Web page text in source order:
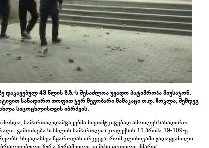
დაკავებულ 43 წლის ზ.ზ.-ს შესაძლოა უვადო პატიმრობა მიუსაჯონ.
სანადირო თოფით ჯერ მეგობარი მამაკაცი თ.ღ. მოკლა, შემდეგ
სიცოცხლისთვის იბრძვის.
სამართალდამცავებმა ნივთმტკიცებად ამოიღეს სანადირო
გამოძიება სისხლის სამართლის კოდექსის 11 პრიმა 19-109-ე
სხვადასხვა წყაროდან ირკვევა, რომ კლინიკაში გადაყვანილი
ზურა ზურაშვილი კი მისი ყოფილი ქმარია.